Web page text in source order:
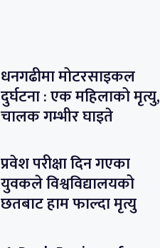
धनगढीमा मोटरसाइकल
दुर्घटना : एक महिलाको मृत्यु,
चालक गम्भीर घाइते
प्रवेश परीक्षा दिन गएका
युवकले विश्वविद्यालयको
छतबाट हाम फाल्दा मृत्यु